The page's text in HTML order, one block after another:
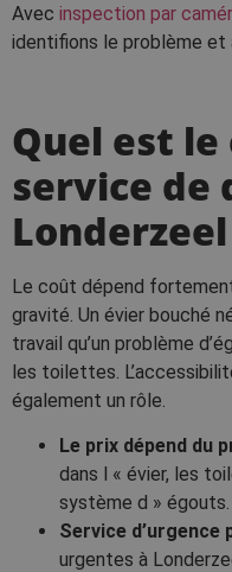
Avec inspection par
identifions le problème et
Quel est le
service de
Londerzeel
Le coût dépend
gravité. Un évier bouché
travail qu’un problème
les toilettes.
également un rôle.
Le prix dépend du
dans l « évier, les
système d » égouts.
Service d’urgence
urgentes à